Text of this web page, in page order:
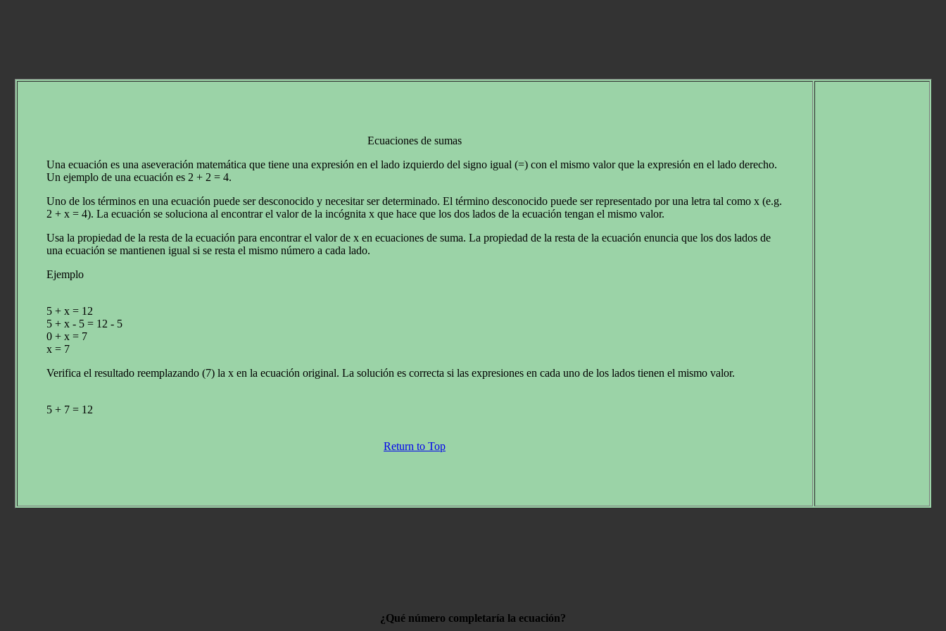
Ecuaciones de sumas
Una ecuación es una aseveración matemática que tiene una expresión en el lado izquierdo del signo igual (=) con el mismo valor que la expresión en el lado derecho.
Un ejemplo de una ecuación es 2 + 2 = 4.
Uno de los términos en una ecuación puede ser desconocido y necesitar ser determinado. El término desconocido puede ser representado por una letra tal como x (e.g.
2 + x = 4). La ecuación se soluciona al encontrar el valor de la incógnita x que hace que los dos lados de la ecuación tengan el mismo valor.
Usa la propiedad de la resta de la ecuación para encontrar el valor de x en ecuaciones de suma. La propiedad de la resta de la ecuación enuncia que los dos lados de
una ecuación se mantienen igual si se resta el mismo número a cada lado.
Ejemplo
5 + x = 12
5 + x - 5 = 12 - 5
0 + x = 7
x = 7
Verifica el resultado reemplazando (7) la x en la ecuación original. La solución es correcta si las expresiones en cada uno de los lados tienen el mismo valor.
5 + 7 = 12
Return to Top
¿Qué número completaría la ecuación?